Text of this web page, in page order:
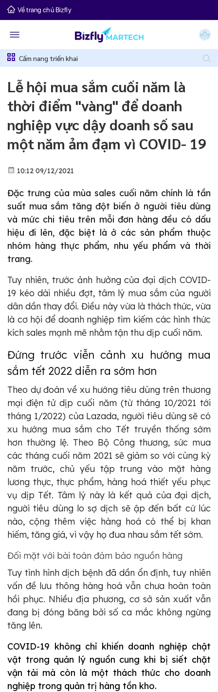
Về trang chủ Bizfly
Cẩm nang triển khai
Lễ hội mua sắm cuối năm là
thời điểm "vàng" để doanh
nghiệp vực dậy doanh số sau
một năm ảm đạm vì COVID- 19
10:12 09/12/2021
Đặc trưng của mùa sales cuối năm chính là tần
suất mua sắm tăng đột biến ở người tiêu dùng
và mức chi tiêu trên mỗi đơn hàng đều có dấu
hiệu đi lên, đặc biệt là ở các sản phẩm thuộc
nhóm hàng thực phẩm, nhu yếu phẩm và thời
trang.
Tuy nhiên, trước ảnh hưởng của đại dịch COVID-
19 kéo dài nhiều đợt, tâm lý mua sắm của người
dân dần thay đổi. Điều này vừa là thách thức, vừa
là cơ hội để doanh nghiệp tìm kiếm các hình thức
kích sales mạnh mẽ nhằm tận thu dịp cuối năm.
Đứng trước viễn cảnh xu hướng mua
sắm tết 2022 diễn ra sớm hơn
Theo dự đoán về xu hướng tiêu dùng trên thương
mại điện tử dịp cuối năm (từ tháng 10/2021 tới
tháng 1/2022) của Lazada, người tiêu dùng sẽ có
xu hướng mua sắm cho Tết truyền thống sớm
hơn thường lệ. Theo Bộ Công thương, sức mua
các tháng cuối năm 2021 sẽ giảm so với cùng kỳ
năm trước, chủ yếu tập trung vào mặt hàng
lương thực, thực phẩm, hàng hoá thiết yếu phục
vụ dịp Tết. Tâm lý này là kết quả của đại dịch,
người tiêu dùng lo sợ dịch sẽ ập đến bất cứ lúc
nào, cộng thêm việc hàng hoá có thể bị khan
hiếm, tăng giá, vì vậy họ đua nhau sắm tết sớm.
Đối mặt với bài toán đảm bảo nguồn hàng
Tuy tình hình dịch bệnh đã dần ổn định, tuy nhiên
vấn đề lưu thông hàng hoá vẫn chưa hoàn toàn
hồi phục. Nhiều địa phương, cơ sở sản xuất vẫn
đang bị đóng băng bởi số ca mắc không ngừng
tăng lên.
COVID-19 không chỉ khiến doanh nghiệp chật
vật trong quản lý nguồn cung khi bị siết chặt
vận tải mà còn là một thách thức cho doanh
nghiệp trong quản trị hàng tồn kho.